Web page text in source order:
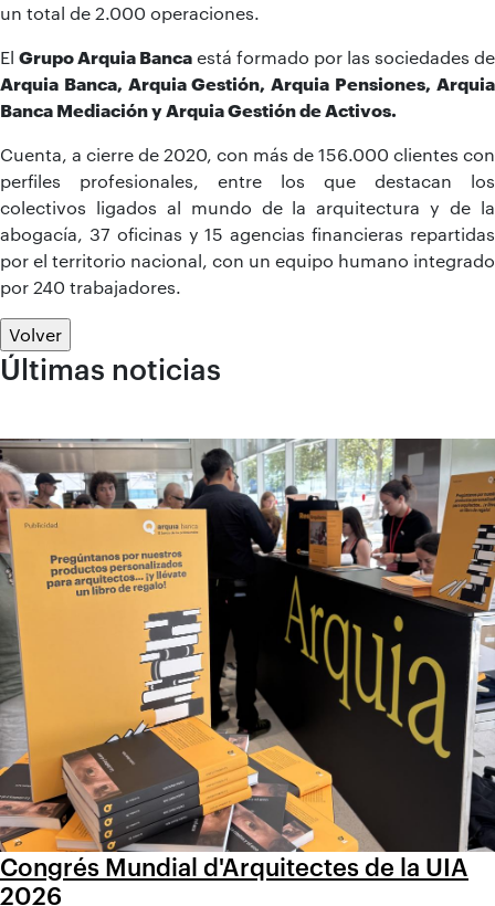
un total de 2.000 operaciones.
El Grupo Arquia Banca está formado por las sociedades de
Arquia Banca, Arquia Gestión, Arquia Pensiones, Arquia
Banca Mediación y Arquia Gestión de Activos.
Cuenta, a cierre de 2020, con más de 156.000 clientes con
perfiles profesionales, entre los que destacan los
colectivos ligados al mundo de la arquitectura y de la
abogacía, 37 oficinas y 15 agencias financieras repartidas
por el territorio nacional, con un equipo humano integrado
por 240 trabajadores.
Volver
Últimas noticias
Congrés Mundial d'Arquitectes de la UIA
2026